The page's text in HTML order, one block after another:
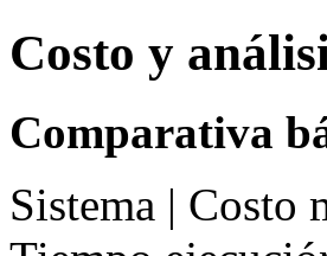
Costo y
Comparativa
Sistema | Costo